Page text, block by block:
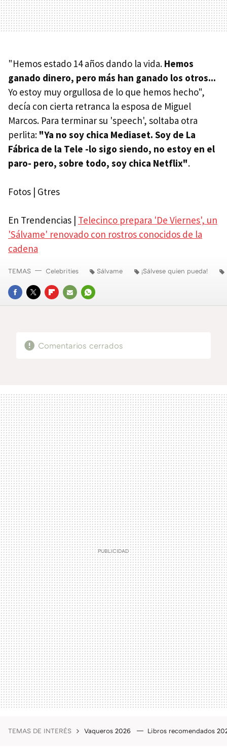
"Hemos estado 14 años dando la vida. Hemos
ganado dinero, pero más han ganado los otros...
Yo estoy muy orgullosa de lo que hemos hecho",
decía con cierta retranca la esposa de Miguel
Marcos. Para terminar su 'speech', soltaba otra
perlita: "Ya no soy chica Mediaset. Soy de La
Fábrica de la Tele -lo sigo siendo, no estoy en el
paro- pero, sobre todo, soy chica Netflix".
Fotos | Gtres
En Trendencias | Telecinco prepara 'De Viernes', un
'Sálvame' renovado con rostros conocidos de la
cadena
FACEBOOK
TWITTERFLIPBOARD
E-
WHATSAPP
TEMAS Celebrities Sálvame ¡Sálvese quien pueda!
Comentarios cerrados
TEMAS DE INTERÉS Vaqueros 2026 Libros recomendados